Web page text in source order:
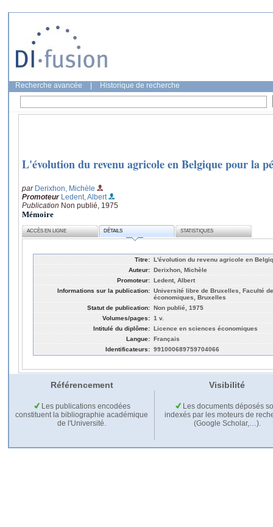
Recherche avancée Historique de recherche
L'évolution du revenu agricole en Belgique pour la
par Derixhon, Michèle
Promoteur Ledent, Albert
Publication Non publié, 1975
Mémoire
ACCÈS EN LIGNE DÉTAILS STATISTIQUES
Titre: L'évolution du revenu agricole en
Auteur: Derixhon, Michèle
Promoteur: Ledent, Albert
Informations sur la publication: Université libre de Bruxelles, Faculté
économiques, Bruxelles
Statut de publication: Non publié, 1975
Volumes/pages: 1 v.
Intitulé du diplôme: Licence en sciences économiques
Langue: Français
Identificateurs: 991000689759704066
Référencement Visibilité
Les publications encodées
constituent la bibliographie académique
de l'Université.
Les documents déposés
indexés par les moteurs de
(Google Scholar,…).